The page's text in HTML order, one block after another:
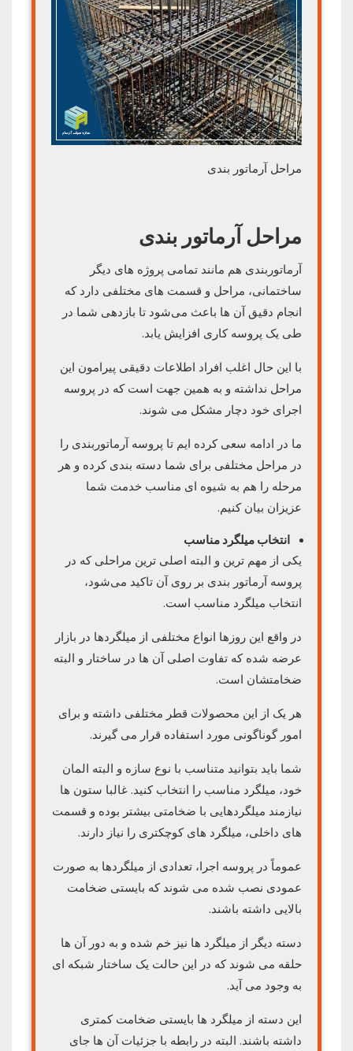
مراحل آرماتور بندی
مراحل آرماتور بندی
آرماتوربندی هم مانند تمامی پروژه های دیگر
ساختمانی، مراحل و قسمت های مختلفی دارد که
انجام دقیق آن ها باعث می‌شود تا بازدهی شما در
طی یک پروسه کاری افزایش یابد.
با این حال اغلب افراد اطلاعات دقیقی پیرامون این
مراحل نداشته و به همین جهت است که در پروسه
اجرای خود دچار مشکل می شوند.
ما در ادامه سعی کرده ایم تا پروسه آرماتوربندی را
در مراحل مختلفی برای شما دسته بندی کرده و هر
مرحله را هم به شیوه ای مناسب خدمت شما
عزیزان بیان کنیم.
انتخاب میلگرد مناسب
یکی از مهم ترین و البته اصلی ترین مراحلی که در
پروسه آرماتور بندی بر روی آن تاکید می‌شود،
انتخاب میلگرد مناسب است.
در واقع این روزها انواع مختلفی از میلگردها در بازار
عرضه شده که تفاوت اصلی آن ها در ساختار و البته
ضخامتشان است.
هر یک از این محصولات قطر مختلفی داشته و برای
امور گوناگونی مورد استفاده قرار می گیرند.
شما باید بتوانید متناسب با نوع سازه و البته المان
خود، میلگرد مناسب را انتخاب کنید. غالبا ستون ها
نیازمند میلگردهایی با ضخامتی بیشتر بوده و قسمت
های داخلی، میلگرد های کوچکتری را نیاز دارند.
عموماً در پروسه اجرا، تعدادی از میلگردها به صورت
عمودی نصب شده می شوند که بایستی ضخامت
بالایی داشته باشند.
دسته دیگر از میلگرد ها نیز خم شده و به دور آن ها
حلقه می شوند که در این حالت یک ساختار شبکه ای
به وجود می آید.
این دسته از میلگرد ها بایستی ضخامت کمتری
داشته باشند. البته در رابطه با جزئیات آن ها جای